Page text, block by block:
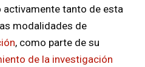
activamente tanto de esta
modalidades de
, como parte de su
de la investigación